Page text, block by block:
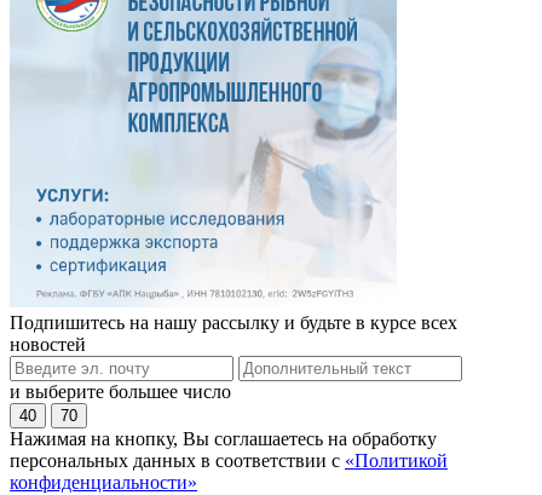
Подпишитесь на нашу рассылку и будьте в курсе всех
новостей
и выберите большее число
40 70
Нажимая на кнопку, Вы соглашаетесь на обработку
персональных данных в соответствии с «Политикой
конфиденциальности»